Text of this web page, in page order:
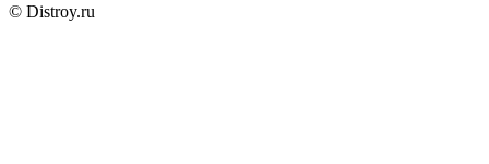
© Distroy.ru